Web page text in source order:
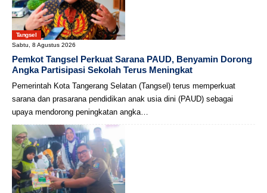
Tangsel
Sabtu, 8 Agustus 2026
Pemkot Tangsel Perkuat Sarana PAUD, Benyamin Dorong
Angka Partisipasi Sekolah Terus Meningkat
Pemerintah Kota Tangerang Selatan (Tangsel) terus memperkuat
sarana dan prasarana pendidikan anak usia dini (PAUD) sebagai
upaya mendorong peningkatan angka…